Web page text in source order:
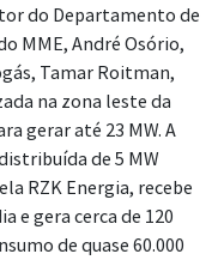
do Departamento de
MME, André Osório,
Tamar Roitman,
na zona leste da
gerar até 23 MW. A
de 5 MW
RZK Energia, recebe
e gera cerca de 120
de quase 60.000